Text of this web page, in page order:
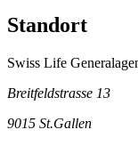
Standort
Swiss Life
Breitfeldstrasse 13
9015 St.Gallen